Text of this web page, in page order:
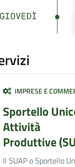
GIOVEDÌ
IMPRESE E
Sportello
Attività
Produttive
Il SUAP o Sportello